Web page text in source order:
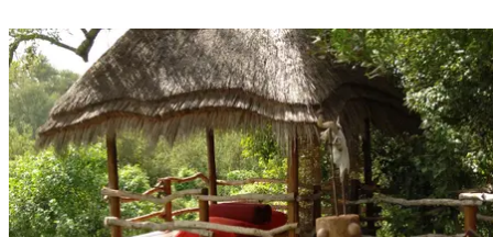
Lors de votre Circuit by Club Med, vous profitez de la pension
complète avec un forfait boisson à chaque repas.